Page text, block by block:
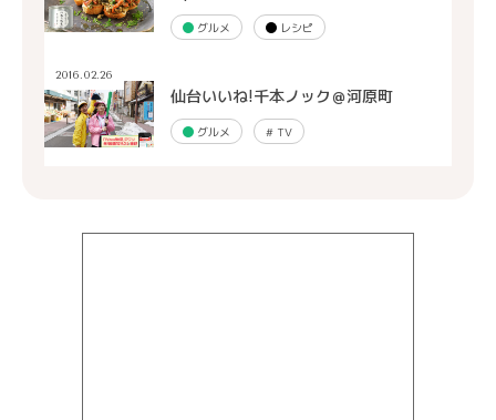
グルメ レシピ
2016.02.26
仙台いいね!千本ノック＠河原町
グルメ #TV